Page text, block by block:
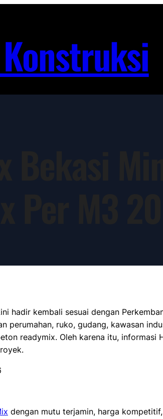
Konstruksi
hadir kembali sesuai dengan
perumahan, ruko, gudang, kawasan
readymix. Oleh karena itu, informasi
dengan mutu terjamin, harga